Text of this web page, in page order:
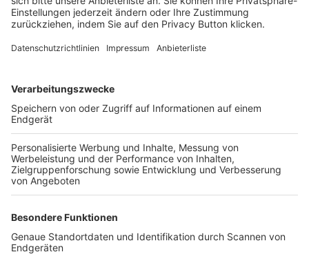
FOLGE DEM BFV
TOP-VEREINE
TOP-PARTNER